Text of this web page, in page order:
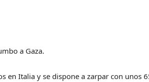
a Gaza.
en Italia y se dispone a zarpar con unos